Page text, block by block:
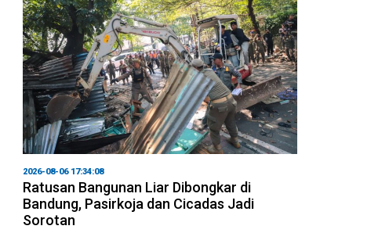
2026-08-06 17:34:08
Ratusan Bangunan Liar Dibongkar di
Bandung, Pasirkoja dan Cicadas Jadi
Sorotan